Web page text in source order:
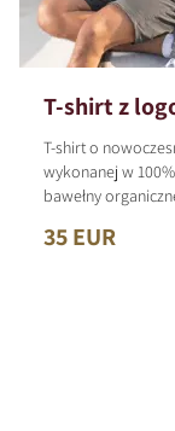
T-shirt z
T-shirt o
wykonanej w
bawełny
35 EUR